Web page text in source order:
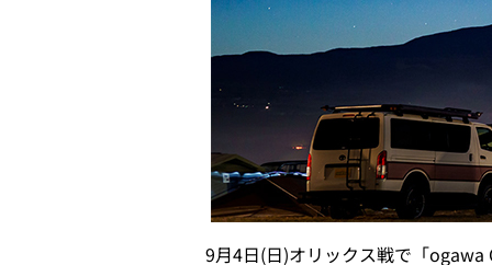
9月4日(日)オリックス戦で「ogawa